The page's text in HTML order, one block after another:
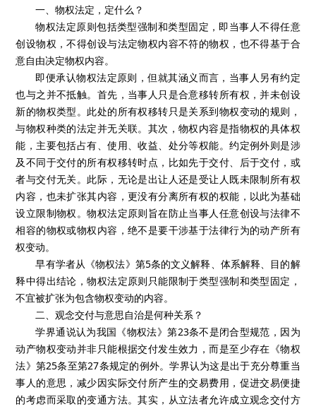
一、物权法定，定什么？
物权法定原则包括类型强制和类型固定，即当事人不得任意
创设物权，不得创设与法定物权内容不符的物权，也不得基于合
意自由决定物权内容。
即便承认物权法定原则，但就其涵义而言，当事人另有约定
也与之并不抵触。首先，当事人只是合意移转所有权，并未创设
新的物权类型。此处的所有权移转只是关系到物权变动的规则，
与物权种类的法定并无关联。其次，物权内容是指物权的具体权
能，主要包括占有、使用、收益、处分等权能。约定例外则是涉
及不同于交付的所有权移转时点，比如先于交付、后于交付，或
者与交付无关。此际，无论是出让人还是受让人既未限制所有权
内容，也未扩张其内容，更没有分离所有权的权能，以此为基础
设立限制物权。物权法定原则旨在防止当事人任意创设与法律不
相容的物权或物权内容，绝不是要干涉基于法律行为的动产所有
权变动。
早有学者从《物权法》第5条的文义解释、体系解释、目的解
释中得出结论，物权法定原则只能限制于类型强制和类型固定，
不宜被扩张为包含物权变动的内容。
二、观念交付与意思自治是何种关系？
学界通说认为我国《物权法》第23条不是闭合型规范，因为
动产物权变动并非只能根据交付发生效力，而是至少存在《物权
法》第25条至第27条规定的例外。学界认为这是出于充分尊重当
事人的意思，减少因实际交付所产生的交易费用，促进交易便捷
的考虑而采取的变通方法。其实，从立法者允许成立观念交付方